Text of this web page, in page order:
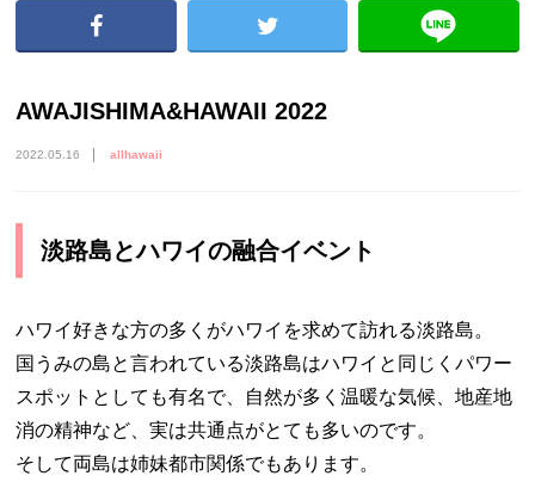
AWAJISHIMA&HAWAII 2022
2022.05.16 allhawaii
淡路島とハワイの融合イベント
ハワイ好きな方の多くがハワイを求めて訪れる淡路島。
国うみの島と言われている淡路島はハワイと同じくパワー
スポットとしても有名で、自然が多く温暖な気候、地産地
消の精神など、実は共通点がとても多いのです。
そして両島は姉妹都市関係でもあります。